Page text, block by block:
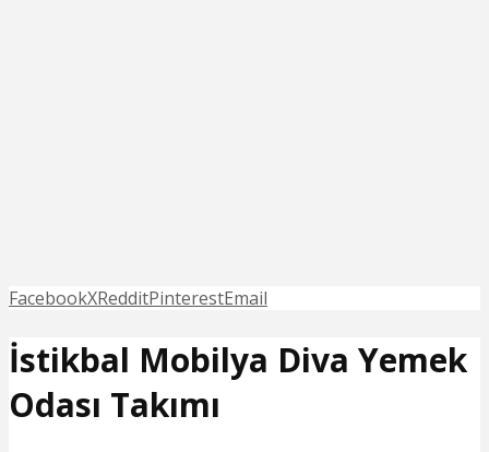
FacebookXRedditPinterestEmail
İstikbal Mobilya Diva Yemek
Odası Takımı